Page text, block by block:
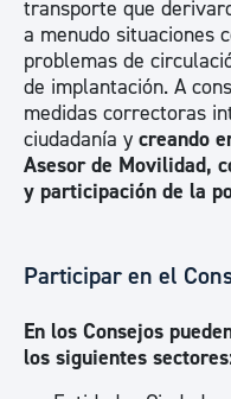
transporte que
a menudo situaciones
problemas de
de implantación. A
medidas correctoras
ciudadanía y creando
Asesor de Movilidad,
y participación de la
Participar en el
En los Consejos
los siguientes